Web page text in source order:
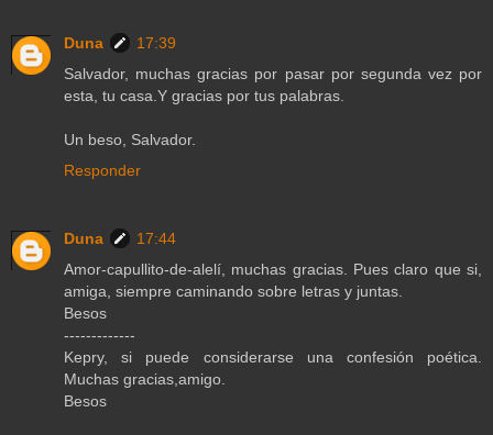
Duna
17:39
Salvador, muchas gracias por pasar por segunda vez por
esta, tu casa.Y gracias por tus palabras.
Un beso, Salvador.
Responder
Duna
17:44
Amor-capullito-de-alelí, muchas gracias. Pues claro que si,
amiga, siempre caminando sobre letras y juntas.
Besos
-------------
Kepry, si puede considerarse una confesión poética.
Muchas gracias,amigo.
Besos